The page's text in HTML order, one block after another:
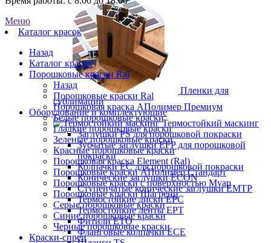
Пленки для
сублимации
Оборудование и комплектующие
Термостойкий маскинг
Заглушки PS для порошковой покраски
Зубчатые заглушки EFP для порошковой
покраски
Колпачки ЕС для порошковой покраски
Конические заглушки ECON
Ступенчатые конические заглушки EMTP
Термостойкие диски EPC
Термостойкие ленты EPT
Фитили ETO
Фланговые колпачки ECE
Меню
Каталог красок
Назад
Каталог красок
Порошковые краски Ral
Назад
Порошковые краски Ral
Порошковая краска АПолимер Премиум
Белые порошковые краски
Гладкие порошковые краски
Зеленые порошковые краски
Красные порошковые краски
Порошковая краска Element (Ral)
Порошковые краски АПолимер Стандарт
Порошковые краски с поверхностью Муар
Порошковые краски Шагрени
Серые порошковые краски
Синие порошковые краски
Черные порошковые краски
Краски-спреи